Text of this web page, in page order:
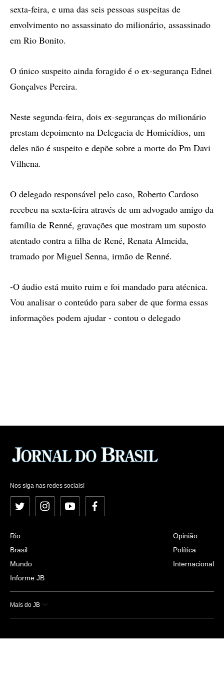
sexta-feira, e uma das seis pessoas suspeitas de
envolvimento no assassinato do milionário, assassinado
em Rio Bonito.
O único suspeito ainda foragido é o ex-segurança Ednei
Gonçalves Pereira.
Neste segunda-feira, dois ex-seguranças do milionário
prestam depoimento na Delegacia de Homicídios, um
deles não é suspeito e depõe sobre a morte do Pm Davi
Vilhena.
O delegado responsável pelo caso, Roberto Cardoso
recebeu na sexta-feira através de um advogado amigo da
família de Renné, gravações que mostram um suposto
atentado contra a filha de René, Renata Almeida,
tramado por Miguel Senna, irmão de Renné.
-O áudio está muito ruim e foi mandado para atécnica.
Vou analisar o conteúdo para saber de que forma essas
informações podem ajudar - contou o delegado
Nos siga nas redes sociais!
Twitter InstagramYouTubeFacebook
Rio
Brasil
Mundo
Informe JB
Opinião
Política
Internacional
Mais do JB
Esportes